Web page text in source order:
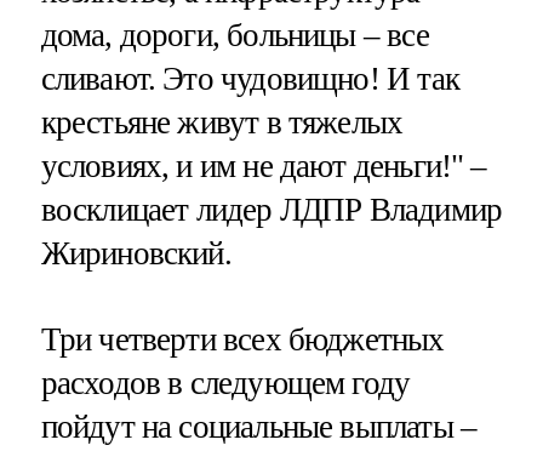
дома, дороги, больницы – все
сливают. Это чудовищно! И так
крестьяне живут в тяжелых
условиях, и им не дают деньги!" –
восклицает лидер ЛДПР Владимир
Жириновский.
Три четверти всех бюджетных
расходов в следующем году
пойдут на социальные выплаты –